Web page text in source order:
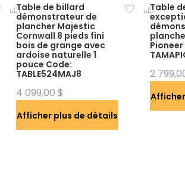
Table de billard
démonstrateur de
plancher Majestic
Cornwall 8 pieds fini
bois de grange avec
ardoise naturelle 1
pouce Code:
TABLE524MAJ8
4 099,00 $
Afficher plus de détails
Table
Pioneer
2